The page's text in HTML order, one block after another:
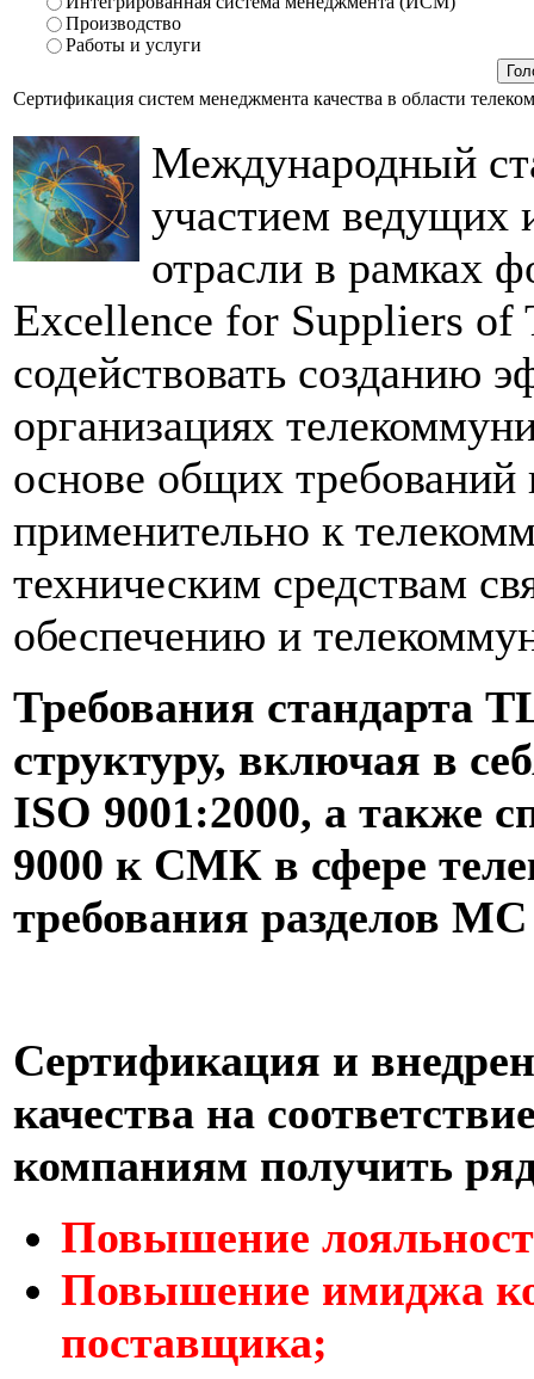
Производство
Работы и услуги
Сертификация систем менеджмента качества в области
Международный
участием ведущих
отрасли в рамках
Excellence for Suppliers of
содействовать созданию
организациях
основе общих требований
применительно к
техническим средствам
обеспечению и
Требования стандарта
структуру, включая в
ISО 9001:2000, а также
9000 к СМК в сфере
требования разделов
Сертификация и
качества на
компаниям получить
Повышение
Повышение имиджа
поставщика;